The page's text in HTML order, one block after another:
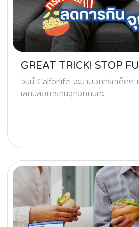
GREAT TRICK! STOP
วันนี้ Calforlife จะมาบอกทริคเด็ดๆ
เลิกนิสัยการกินจุกจิกกันค่ะ